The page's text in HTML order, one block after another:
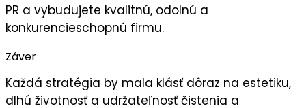
PR a vybudujete kvalitnú, odolnú a
konkurencieschopnú firmu.
Záver
Každá stratégia by mala klásť dôraz na estetiku,
dlhú životnosťa udržateľnosťčistenia a